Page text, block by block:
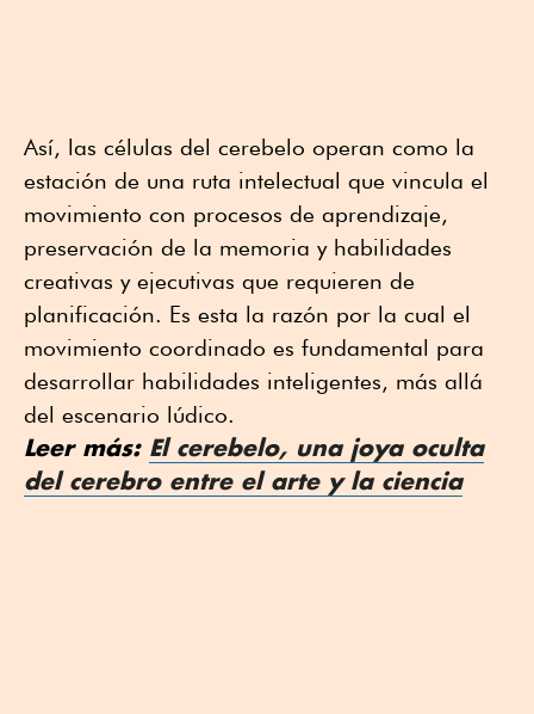
Así, las células del cerebelo operan como la
estación de una ruta intelectual que vincula el
movimiento con procesos de aprendizaje,
preservación de la memoria y habilidades
creativas y ejecutivas que requieren de
planificación. Es esta la razón por la cual el
movimiento coordinado es fundamental para
desarrollar habilidades inteligentes, más allá
del escenario lúdico.
Leer más: El cerebelo, una joya oculta
del cerebro entre el arte y la ciencia